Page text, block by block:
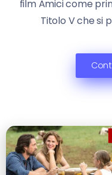
film Amici come
Titolo V che si